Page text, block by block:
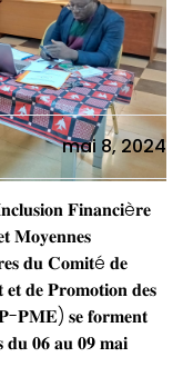
mai 8, 2024
𝐅𝐢𝐧𝐚𝐧𝐜𝐢è𝐫𝐞
𝐌𝐨𝐲𝐞𝐧𝐧𝐞𝐬
𝐝𝐮 𝐂𝐨𝐦𝐢𝐭é 𝐝𝐞
𝐝𝐞 𝐏𝐫𝐨𝐦𝐨𝐭𝐢𝐨𝐧 𝐝𝐞𝐬
𝐏𝐌𝐄) 𝐬𝐞 𝐟𝐨𝐫𝐦𝐞𝐧𝐭
𝐝𝐮 𝟎𝟔 𝐚𝐮 𝟎𝟗 𝐦𝐚𝐢